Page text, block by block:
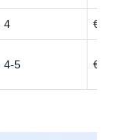
4 €38
4-5 €78